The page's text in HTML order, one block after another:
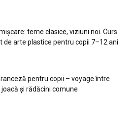
teme clasice, viziuni noi. Curs
de arte plastice pentru copii 7–12 ani
pentru copii – voyage între
și rădăcini comune